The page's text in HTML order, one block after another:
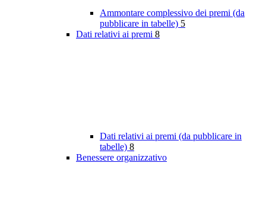
Ammontare complessivo dei premi (da
pubblicare in tabelle) 5
Dati relativi ai premi 8
Dati relativi ai premi (da pubblicare in
tabelle) 8
Benessere organizzativo